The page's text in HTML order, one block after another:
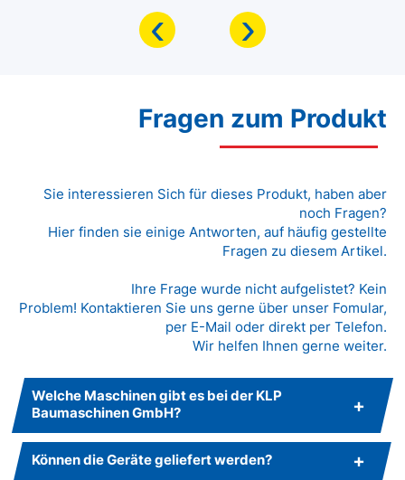
‹ ›
Fragen zum Produkt
Sie interessieren Sich für dieses Produkt, haben aber
noch Fragen?
Hier finden sie einige Antworten, auf häufig gestellte
Fragen zu diesem Artikel.
Ihre Frage wurde nicht aufgelistet? Kein
Problem! Kontaktieren Sie uns gerne über unser Fomular,
per E-Mail oder direkt per Telefon.
Wir helfen Ihnen gerne weiter.
Welche Maschinen gibt es bei der KLP
Baumaschinen GmbH?
Können die Geräte geliefert werden?